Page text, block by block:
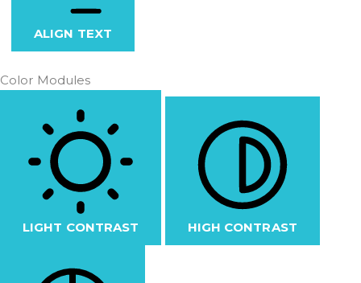
ALIGN TEXT
Color Modules
LIGHT CONTRAST HIGH CONTRAST